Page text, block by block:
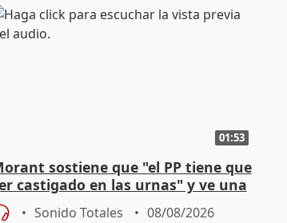
01:53
sostiene que "el PP tiene que
castigado en las urnas" y ve una
de cambio"
Sonido Totales 08/08/2026